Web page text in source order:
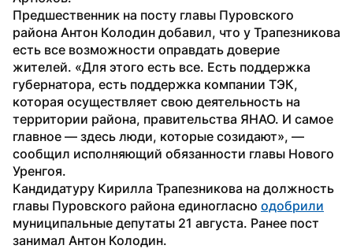
Предшественник на посту главы Пуровского
района Антон Колодин добавил, что у Трапезникова
есть все возможности оправдать доверие
жителей. «Для этого есть все. Есть поддержка
губернатора, есть поддержка компании ТЭК,
которая осуществляет свою деятельность на
территории района, правительства ЯНАО. И самое
главное — здесь люди, которые созидают», —
сообщил исполняющий обязанности главы Нового
Уренгоя.
Кандидатуру Кирилла Трапезникова на должность
главы Пуровского района единогласно одобрили
муниципальные депутаты 21 августа. Ранее пост
занимал Антон Колодин.